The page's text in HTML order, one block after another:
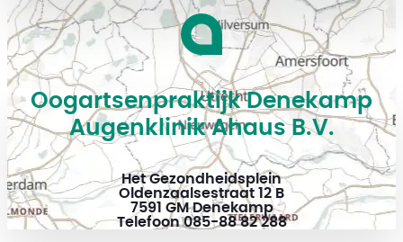
Oogartsenpraktijk Denekamp
Augenklinik Ahaus B.V.
Het Gezondheidsplein
Oldenzaalsestraat 12 B
7591 GM Denekamp
Telefoon 085-88 82 288